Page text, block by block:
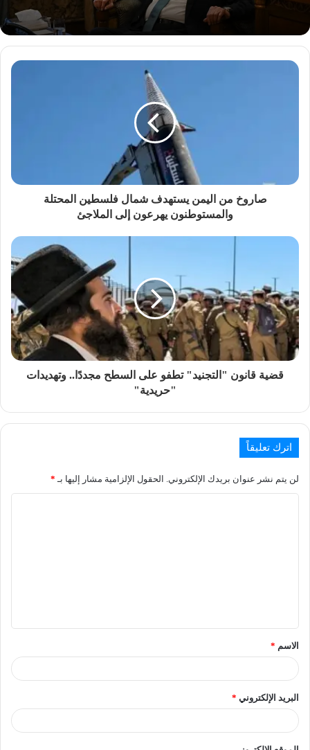
صاروخ من اليمن يستهدف شمال فلسطين المحتلة
والمستوطنون يهرعون إلى الملاجئ
قضية قانون "التجنيد" تطفو على السطح مجددًا.. وتهديدات
"حريدية"
اترك تعليقاً
لن يتم نشر عنوان بريدك الإلكتروني. الحقول الإلزامية مشار إليها بـ *
الاسم *
البريد الإلكتروني *